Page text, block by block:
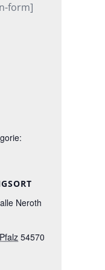
form]
Neroth
54570